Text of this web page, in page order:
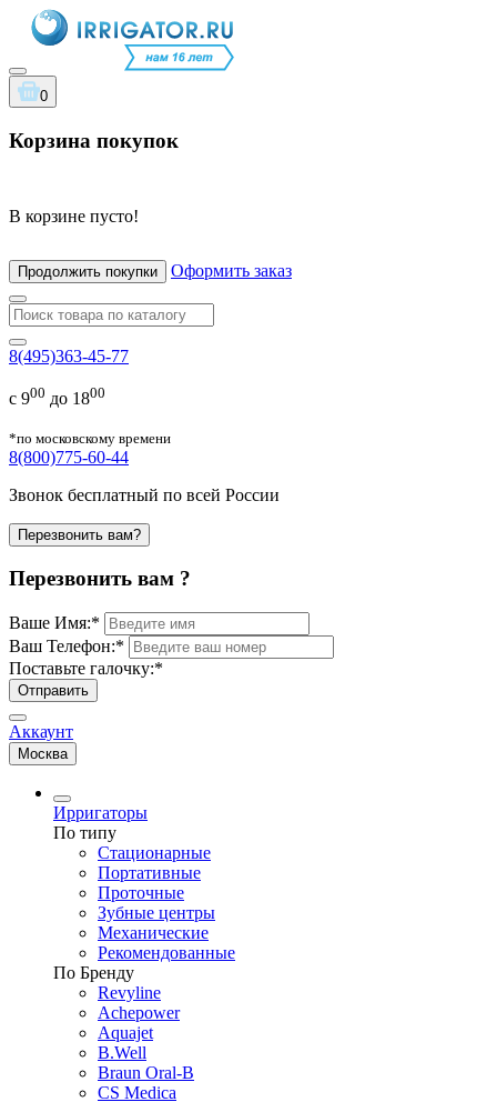
0
Корзина покупок
В корзине пусто!
Продолжить покупки Оформить заказ
8(495)363-45-77
с 900 до 1800
*по московскому времени
8(800)775-60-44
Звонок бесплатный по всей России
Перезвонить вам?
Перезвонить вам ?
Ваше Имя:*
Ваш Телефон:*
Поставьте галочку:*
Отправить
Аккаунт
Москва
Ирригаторы
По типу
Стационарные
Портативные
Проточные
Зубные центры
Механические
Рекомендованные
По Бренду
Revyline
Achepower
Aquajet
B.Well
Braun Oral-B
CS Medica